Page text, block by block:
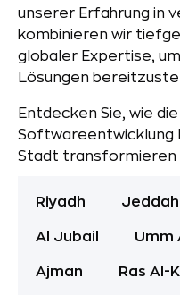
unserer Erfahrung in
kombinieren wir
globaler Expertise,
Lösungen
Entdecken Sie, wie
Softwareentwicklung
Stadt transformieren
Riyadh Jeddah
Al Jubail Umm
Ajman Ras Al-